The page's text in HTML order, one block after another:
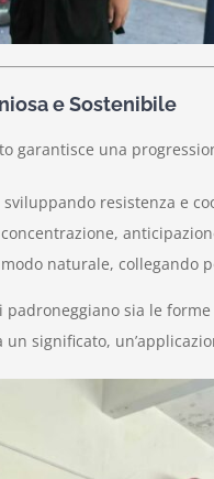
e Sostenibile
garantisce una
resistenza e
modo naturale, collegando
padroneggiano sia le
un significato,